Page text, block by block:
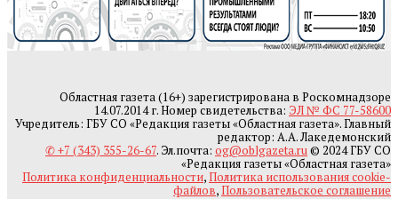
Областная газета (16+) зарегистрирована в Роскомнадзоре
14.07.2014 г. Номер свидетельства: ЭЛ № ФС 77-58600
Учредитель: ГБУ СО «Редакция газеты «Областная газета». Главный
редактор: А.А. Лакедемонский
✆ +7 (343) 355-26-67. Эл.почта: og@oblgazeta.ru© 2024 ГБУ СО
«Редакция газеты «Областная газета»
Политика конфиденциальности,Политика использования cookie-
файлов,Пользовательское соглашение